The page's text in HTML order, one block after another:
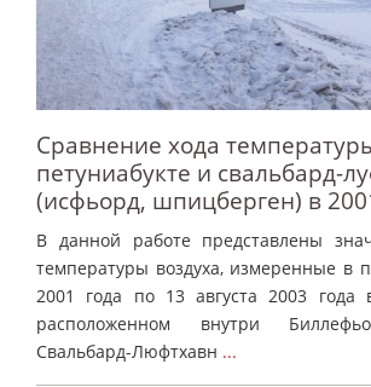
Сравнение хода
петуниабукте и свальбард-
(исфьорд, шпицберген) в
В данной работе представлены
температуры воздуха, измеренные в
2001 года по 13 августа 2003 года
расположенном внутри
Свальбард-Люфтхавн ...